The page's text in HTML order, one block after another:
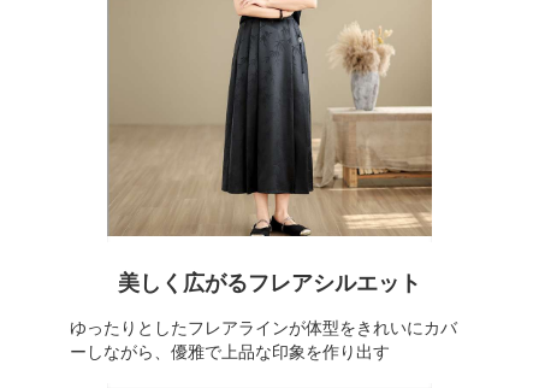
美しく広がるフレアシルエット
ゆったりとしたフレアラインが体型をきれいにカバ
ーしながら、優雅で上品な印象を作り出す